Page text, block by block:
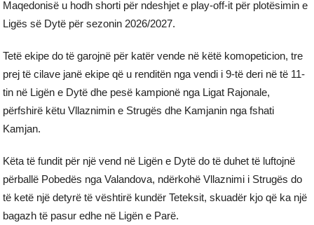
Maqedonisë u hodh shorti për ndeshjet e play-off-it për plotësimin e
Ligës së Dytë për sezonin 2026/2027.
Tetë ekipe do të garojnë për katër vende në këtë komopeticion, tre
prej të cilave janë ekipe që u renditën nga vendi i 9-të deri në të 11-
tin në Ligën e Dytë dhe pesë kampionë nga Ligat Rajonale,
përfshirë këtu Vllaznimin e Strugës dhe Kamjanin nga fshati
Kamjan.
Këta të fundit për një vend në Ligën e Dytë do të duhet të luftojnë
përballë Pobedës nga Valandova, ndërkohë Vllaznimi i Strugës do
të ketë një detyrë të vështirë kundër Teteksit, skuadër kjo që ka një
bagazh të pasur edhe në Ligën e Parë.